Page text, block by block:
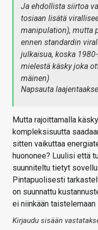
Ja ehdollista siirtoa
tosiaan lisätä
manipulation), mutta
ennen standardin
julkaisua, koska
mielestä käsky joka
mäinen)
Napsauta
Mutta rajoittamalla
kompleksisuutta
sitten vaikuttaa
huononee? Luulisi että
suunniteltu tietyt
Pintapuolisesti
on suunnattu
ei niinkään
Kirjaudu sisään